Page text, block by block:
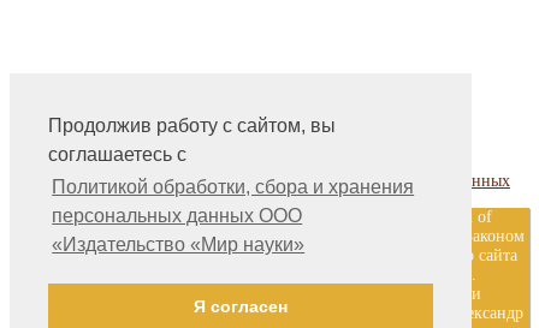
Продолжив работу с сайтом, вы
соглашаетесь с
Политикой обработки, сбора и хранения
персональных данных ООО
«Издательство «Мир науки»
Я согласен
Контакты, учредитель, редакция
Политика обработки, сбора и хранения персональных данных
ООО «Издательство «Мир науки» \ «Publishing company «World of
science», LLC Материалы, размещенные на сайте, охраняются Законом
о защите авторских прав. Публикация любых материалов этого сайта
запрещена без предварительного согласования с издательством.
Авторские права на размещенные на сайте научные публикации
принадлежат их авторам. Разработка и поддержка сайта — Александр